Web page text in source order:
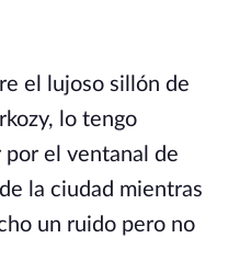
el lujoso sillón de
lo tengo
el ventanal de
la ciudad mientras
un ruido pero no